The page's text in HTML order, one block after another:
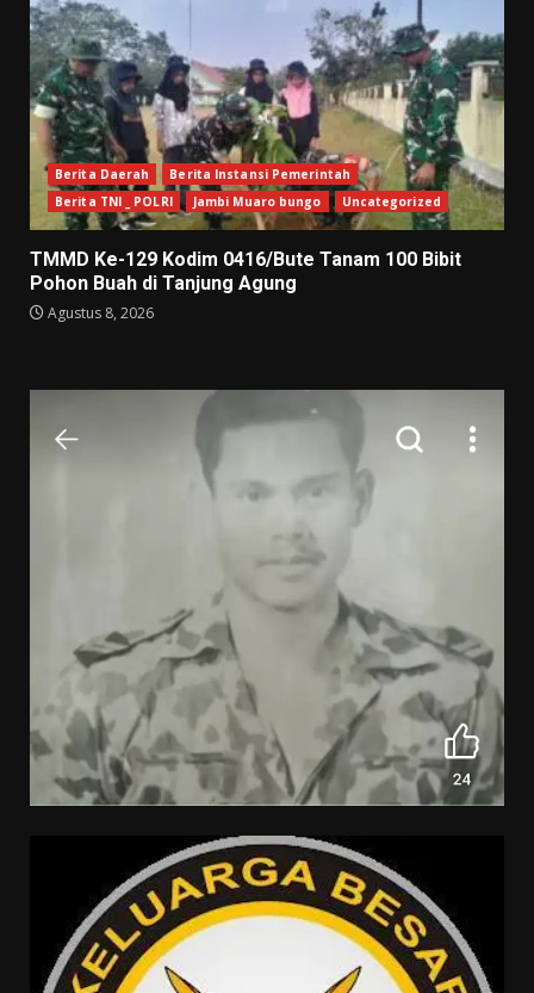
Berita Daerah
Berita Instansi Pemerintah
Berita TNI _ POLRI
Jambi Muaro bungo Uncategorized
TMMD Ke-129 Kodim 0416/Bute Tanam 100 Bibit
Pohon Buah di Tanjung Agung
Agustus 8, 2026